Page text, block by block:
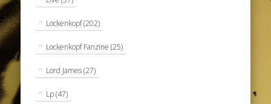
Lockenkopf(202)
Lockenkopf Fanzine (25)
Lord James(27)
Lp(47)